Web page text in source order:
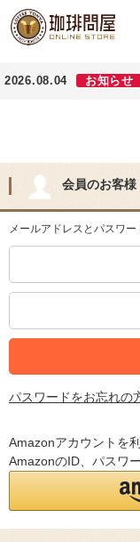
2026.08.04 お知らせ
会員のお客様
メールアドレスとパスワー
パスワードをお忘れの
Amazonアカウントを
AmazonのID、パスワ